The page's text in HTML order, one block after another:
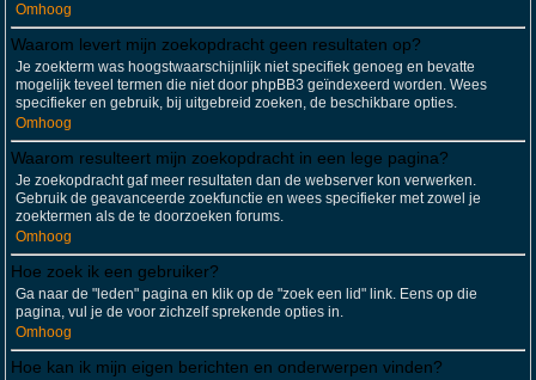
Omhoog
Waarom levert mijn zoekopdracht geen resultaten op?
Je zoekterm was hoogstwaarschijnlijk niet specifiek genoeg en bevatte
mogelijk teveel termen die niet door phpBB3 geïndexeerd worden. Wees
specifieker en gebruik, bij uitgebreid zoeken, de beschikbare opties.
Omhoog
Waarom resulteert mijn zoekopdracht in een lege pagina?
Je zoekopdracht gaf meer resultaten dan de webserver kon verwerken.
Gebruik de geavanceerde zoekfunctie en wees specifieker met zowel je
zoektermen als de te doorzoeken forums.
Omhoog
Hoe zoek ik een gebruiker?
Ga naar de "leden" pagina en klik op de "zoek een lid" link. Eens op die
pagina, vul je de voor zichzelf sprekende opties in.
Omhoog
Hoe kan ik mijn eigen berichten en onderwerpen vinden?